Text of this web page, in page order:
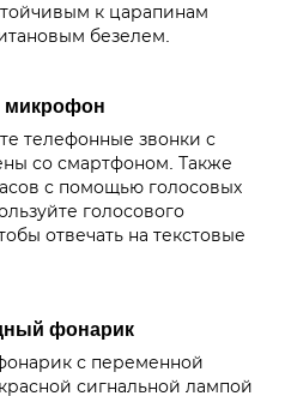
к царапинам
безелем.
микрофон
телефонные звонки с
со смартфоном. Также
с помощью голосовых
голосового
отвечать на текстовые
фонарик
с переменной
сигнальной лампой